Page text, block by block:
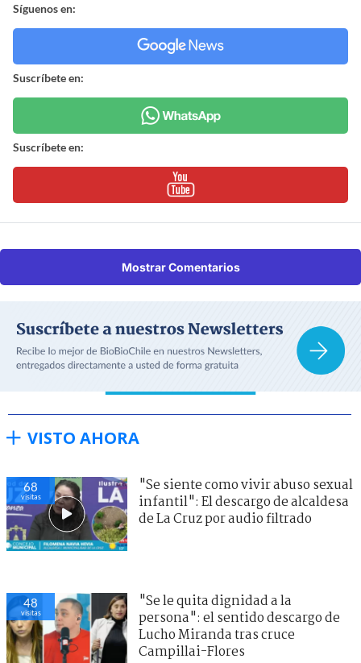
Síguenos en:
Suscríbete en:
Suscríbete en:
Mostrar Comentarios
VISTO AHORA
68
visitas
"Se siente como vivir abuso sexual
infantil": El descargo de alcaldesa
de La Cruz por audio filtrado
48
visitas
"Se le quita dignidad a la
persona": el sentido descargo de
Lucho Miranda tras cruce
Campillai-Flores